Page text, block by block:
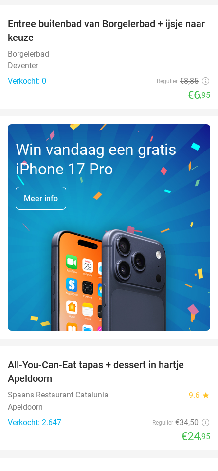
21%
TODAY
Entree buitenbad van Borgelerbad + ijsje naar
keuze
Borgelerbad
Deventer
Verkocht: 0
Regulier €8,85
€6,95
Win vandaag een gratis
iPhone 17 Pro
Meer info
All-You-Can-Eat tapas + dessert in hartje
Apeldoorn
Spaans Restaurant Catalunia 9.6 star
Apeldoorn
Verkocht: 2.647
Regulier €34,50
€24,95